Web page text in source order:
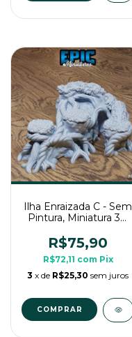
Ilha Enraizada C - Sem
Pintura, Miniatura 3D
Mesa
R$75,90
R$72,11 com Pix
3 x de R$25,30 sem juros